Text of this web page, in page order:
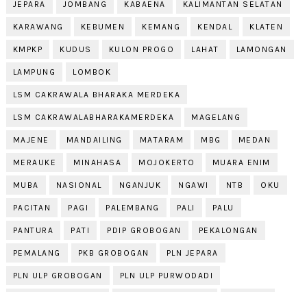
JEPARA JOMBANG KABAENA KALIMANTAN SELATAN
KARAWANG KEBUMEN KEMANG KENDAL KLATEN
KMPKP KUDUS KULON PROGO LAHAT LAMONGAN
LAMPUNG LOMBOK
LSM CAKRAWALA BHARAKA MERDEKA
LSM CAKRAWALABHARAKAMERDEKA MAGELANG
MAJENE MANDAILING MATARAM MBG MEDAN
MERAUKE MINAHASA MOJOKERTO MUARA ENIM
MUBA NASIONAL NGANJUK NGAWI NTB OKU
PACITAN PAGI PALEMBANG PALI PALU
PANTURA PATI PDIP GROBOGAN PEKALONGAN
PEMALANG PKB GROBOGAN PLN JEPARA
PLN ULP GROBOGAN PLN ULP PURWODADI